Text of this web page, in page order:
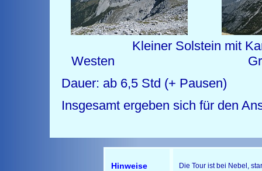
Kleiner Solstein mit
Westen Gr.
Dauer: ab 6,5 Std (+ Pausen)
Insgesamt ergeben sich für den
Hinweise Die Tour ist bei Nebel,